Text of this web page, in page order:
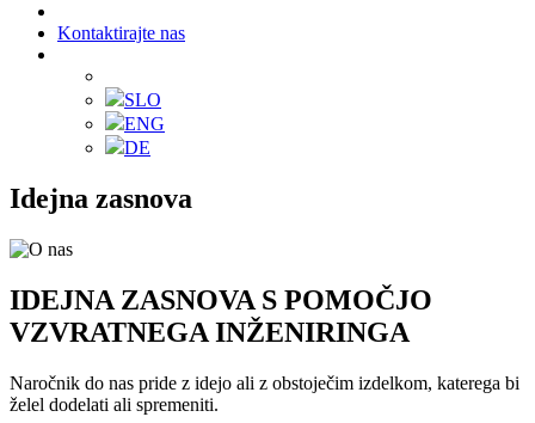
Kontaktirajte nas
SLO
ENG
DE
Idejna zasnova
IDEJNA ZASNOVA S POMOČJO
VZVRATNEGA INŽENIRINGA
Naročnik do nas pride z idejo ali z obstoječim izdelkom, katerega bi
želel dodelati ali spremeniti.